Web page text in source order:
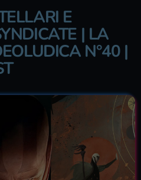
E
| LA
N°40 |